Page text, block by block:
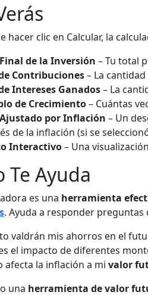
hacer clic en Calcular, la
de la Inversión – Tu total
Contribuciones– La
Intereses Ganados– La
de Crecimiento– Cuántas
por Inflación – Un
de la inflación (si se
Interactivo– Una
Te Ayuda
es una herramienta
. Ayuda a responder preguntas
valdrán mis ahorros en el
el impacto de diferentes
afecta la inflación a mi valor
una herramienta de valor